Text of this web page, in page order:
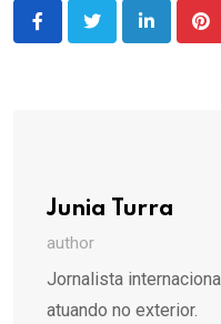
LinkedIn
Junia Turra
author
Jornalista
atuando no exterior.